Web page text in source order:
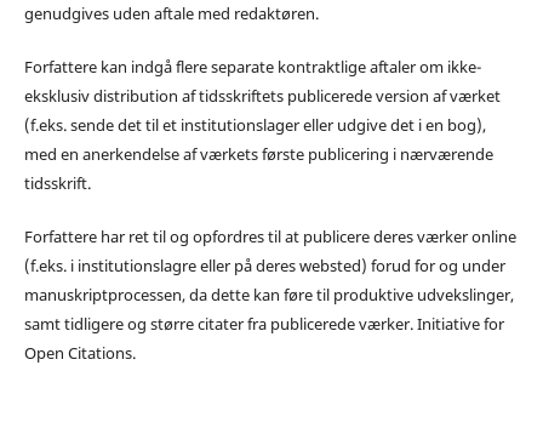
genudgives uden aftale med redaktøren.
Forfattere kan indgå flere separate kontraktlige aftaler om ikke-
eksklusiv distribution af tidsskriftets publicerede version af værket
(f.eks. sende det til et institutionslager eller udgive det i en bog),
med en anerkendelse af værkets første publicering i nærværende
tidsskrift.
Forfattere har ret til og opfordres til at publicere deres værker online
(f.eks. i institutionslagre eller på deres websted) forud for og under
manuskriptprocessen, da dette kan føre til produktive udvekslinger,
samt tidligere og større citater fra publicerede værker. Initiative for
Open Citations.